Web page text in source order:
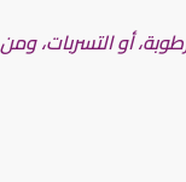
أو التسربات، ومن